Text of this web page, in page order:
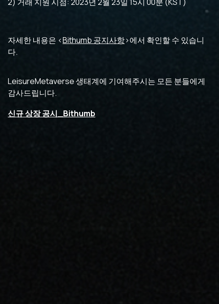
2) 거래 지원 시점: 2023년 2월 23일 15시 00분 (KST)
자세한 내용은 <Bithumb 공지사항>에서 확인할 수 있습니
다.
LeisureMetaverse 생태계에 기여해주시는 모든 분들에게
감사드립니다.
신규 상장 공시_Bithumb